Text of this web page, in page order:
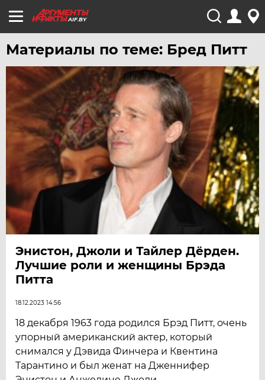
AIF.BY
Материалы по теме: Бред Питт
Энистон, Джоли и Тайлер Дёрден.
Лучшие роли и женщины Брэда
Питта
18.12.2023 14:56
18 декабря 1963 года родился Брэд Питт, очень
упорный американский актер, который
снимался у Дэвида Финчера и Квентина
Тарантино и был женат на Дженнифер